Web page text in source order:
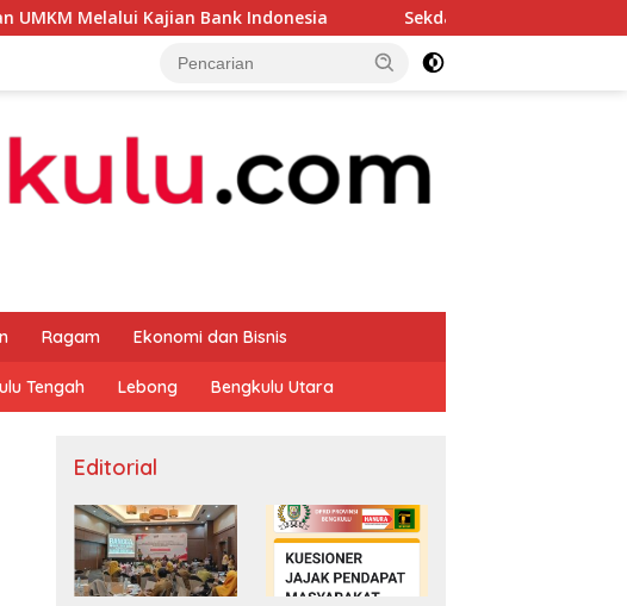
Bank Indonesia Sekda Apresiasi Inspektorat Provinsi
Ragam Ekonomi dan Bisnis
Tengah Lebong Bengkulu Utara
Editorial